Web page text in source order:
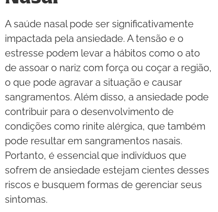
A saúde nasal pode ser significativamente
impactada pela ansiedade. A tensão e o
estresse podem levar a hábitos como o ato
de assoar o nariz com força ou coçar a região,
o que pode agravar a situação e causar
sangramentos. Além disso, a ansiedade pode
contribuir para o desenvolvimento de
condições como rinite alérgica, que também
pode resultar em sangramentos nasais.
Portanto, é essencial que indivíduos que
sofrem de ansiedade estejam cientes desses
riscos e busquem formas de gerenciar seus
sintomas.